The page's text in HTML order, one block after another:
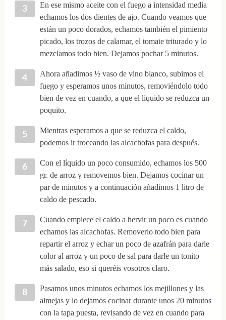
En ese mismo aceite con el fuego a intensidad media
echamos los dos dientes de ajo. Cuando veamos que
están un poco dorados, echamos también el pimiento
picado, los trozos de calamar, el tomate triturado y lo
mezclamos todo bien. Dejamos pochar 5 minutos.
Ahora añadimos ½ vaso de vino blanco, subimos el
fuego y esperamos unos minutos, removiéndolo todo
bien de vez en cuando, a que el líquido se reduzca un
poquito.
Mientras esperamos a que se reduzca el caldo,
podemos ir troceando las alcachofas para después.
Con el líquido un poco consumido, echamos los 500
gr. de arroz y removemos bien. Dejamos cocinar un
par de minutos y a continuación añadimos 1 litro de
caldo de pescado.
Cuando empiece el caldo a hervir un poco es cuando
echamos las alcachofas. Removerlo todo bien para
repartir el arroz y echar un poco de azafrán para darle
color al arroz y un poco de sal para darle un tonito
más salado, eso si queréis vosotros claro.
Pasamos unos minutos echamos los mejillones y las
almejas y lo dejamos cocinar durante unos 20 minutos
con la tapa puesta, revisando de vez en cuando para